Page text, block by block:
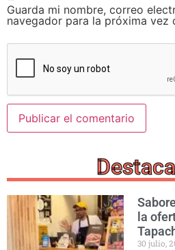
Guarda mi nombre, correo
navegador para la próxima vez
la
30 julio,